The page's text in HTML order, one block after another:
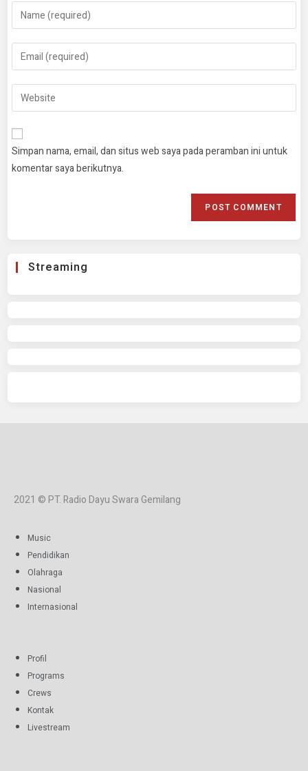
Simpan nama, email, dan situs web saya pada peramban ini untuk
komentar saya berikutnya.
Streaming
2021 © PT. Radio Dayu Swara Gemilang
Music
Pendidikan
Olahraga
Nasional
Internasional
Profil
Programs
Crews
Kontak
Livestream